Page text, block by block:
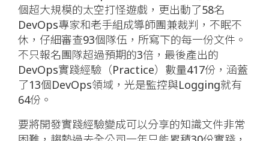
個超大規模的太空打怪遊戲，更出動了58名
DevOps專家和老手組成導師團兼裁判，不眠不
休，仔細審查93個隊伍，所寫下的每一份文件。
不只報名團隊超過預期的3倍，最後產出的
DevOps實踐經驗（Practice）數量417份，涵蓋
了13個DevOps領域，光是監控與Logging就有
64份。
要將開發實踐經驗變成可以分享的知識文件非常